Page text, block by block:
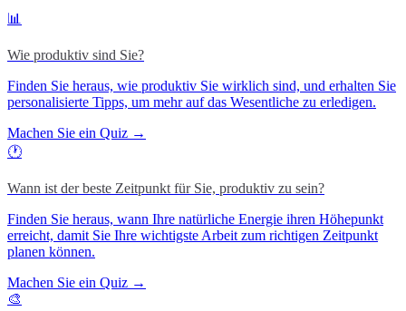
📊
Wie produktiv sind Sie?
Finden Sie heraus, wie produktiv Sie wirklich sind, und erhalten Sie
personalisierte Tipps, um mehr auf das Wesentliche zu erledigen.
Machen Sie ein Quiz →
🕐
Wann ist der beste Zeitpunkt für Sie, produktiv zu sein?
Finden Sie heraus, wann Ihre natürliche Energie ihren Höhepunkt
erreicht, damit Sie Ihre wichtigste Arbeit zum richtigen Zeitpunkt
planen können.
Machen Sie ein Quiz →
🎨